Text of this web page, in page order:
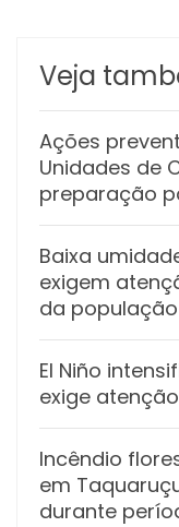
Veja
Ações
Unidades de
preparação
Baixa
exigem
da população
El Niño
exige
Incêndio
em
durante